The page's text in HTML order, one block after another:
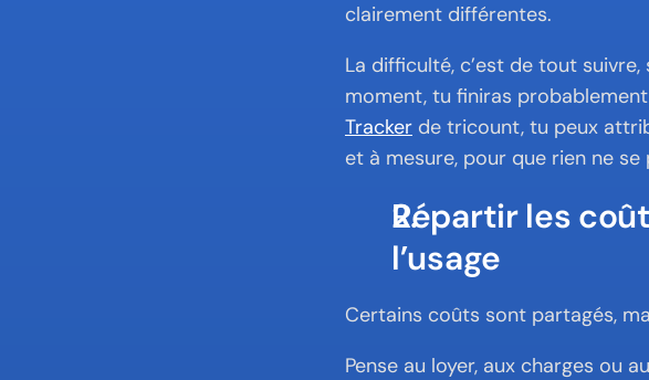
clairement différentes.
La difficulté, c’est de tout
moment, tu finiras
Tracker de tricount, tu peux
et à mesure, pour que rien ne se
Répartir les
l’usage
Certains coûts sont partagés,
Pense au loyer, aux charges ou